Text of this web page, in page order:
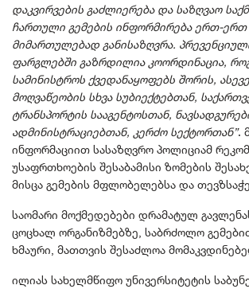
დაკვირვების გაძლიერება და საზღვაო
ჩართული გემების ინფორმირება ერთ-
მიმართულებად განისაზღვრა.
ფარგლებში გაზრდილია კოორდინაცია,
სამინისტროს ქვედანაყოფებს შორის,
მოღვაწეობის სხვა სუბიექტებთან,
ტრანსპორტის სააგენტოსთან,
ადმინისტრაციებთან, კერძო სექტორთან”.
ინფორმაციით სასაზღვრო პოლიციამ
უსაფრთხოების შესაბამისი ზომების
მისცა გემების მფლობელებსა და
საომარი მოქმედებები დრამატულ
ცოცხალ ორგანიზმებზე, საბრძოლო
ხმაური, მათთვის შესაძლოა
ილიას სახელმწიფო უნივერსიტეტის